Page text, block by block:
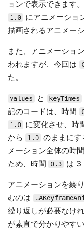
ョンで表示できます。
1.0
にアニメーショ
描画されるアニメー
また、アニメーショ
われますが、今回は
た。
values と keyTimes
記のコードは、時間
1.0 に変化させ、時
から 1.0 のままにす
メーション全体の時間
ため、時間
0.3 は 3
アニメーションを繰
むのは
繰り返しが必要なけれ
が素直で分かりやす